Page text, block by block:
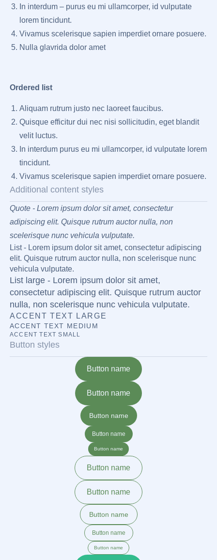
In interdum – purus eu mi ullamcorper, id vulputate
lorem tincidunt.
Vivamus scelerisque sapien imperdiet ornare posuere.
Nulla glavrida dolor amet
Ordered list
Aliquam rutrum justo nec laoreet faucibus.
Quisque efficitur dui nec nisi sollicitudin, eget blandit
velit luctus.
In interdum purus eu mi ullamcorper, id vulputate lorem
tincidunt.
Vivamus scelerisque sapien imperdiet ornare posuere.
Additional content styles
Quote - Lorem ipsum dolor sit amet, consectetur
adipiscing elit. Quisque rutrum auctor nulla, non
scelerisque nunc vehicula vulputate.
List - Lorem ipsum dolor sit amet, consectetur adipiscing
elit. Quisque rutrum auctor nulla, non scelerisque nunc
vehicula vulputate.
List large - Lorem ipsum dolor sit amet,
consectetur adipiscing elit. Quisque rutrum auctor
nulla, non scelerisque nunc vehicula vulputate.
ACCENT TEXT LARGE
ACCENT TEXT MEDIUM
ACCENT TEXT SMALL
Button styles
Button name
Button name
Button name
Button name
Button name
Button name
Button name
Button name
Button name
Button name